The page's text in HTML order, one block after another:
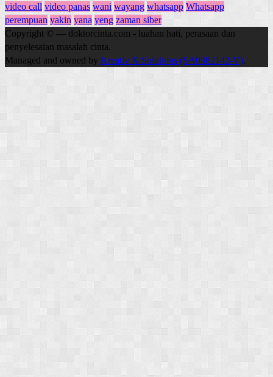
video call video panas wani wayang whatsapp Whatsapp
perempuan yakin yana yeng zaman siber
Copyright © — doktorcinta.com - luahan hati, perasaan dan
penyelesaian masalah cinta.
Managed and owned by Kreativ X Solutions (SA0382142-V).